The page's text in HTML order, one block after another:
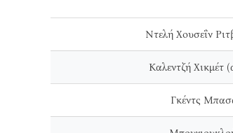
Ντελή Χουσεΐν
Καλεντζή Χικμέτ
Γκέντς